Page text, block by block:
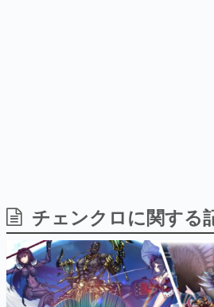
日本のコンテンツ産業やカル
画です。
日本モバイルゲーム産
日本のモバイルゲーム史に
ルを網羅するほか、開発者
解説を掲載。約20年の歴史
チェンクロに関する